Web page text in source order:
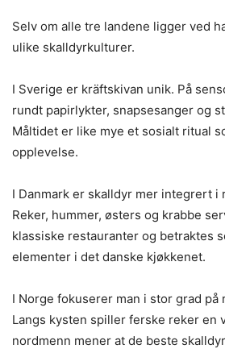
Selv om alle tre landene ligger ved
ulike skalldyrkulturer.
I Sverige er kräftskivan unik. På
rundt papirlykter, snapsesanger og
Måltidet er like mye et sosialt ritual
opplevelse.
I Danmark er skalldyr mer integrert i
Reker, hummer, østers og krabbe
klassiske restauranter og betraktes
elementer i det danske kjøkkenet.
I Norge fokuserer man i stor grad på
Langs kysten spiller ferske reker en
nordmenn mener at de beste